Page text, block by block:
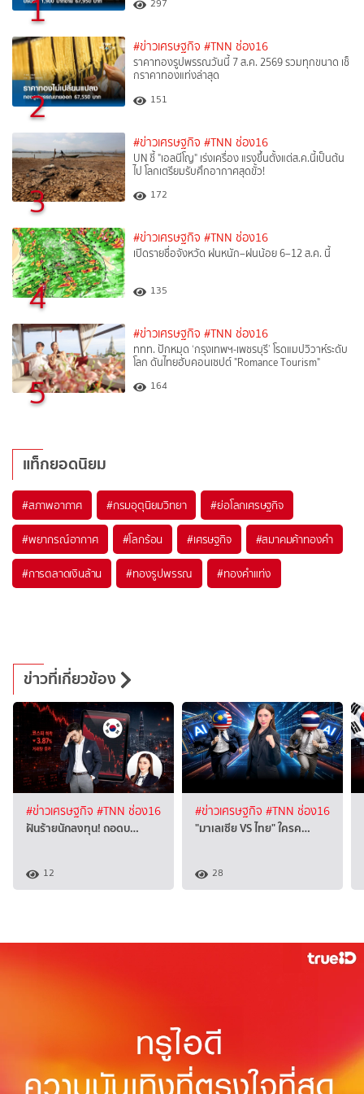
1 297
2
#ข่าวเศรษฐกิจ #TNN ช่อง16
ราคาทองรูปพรรณวันนี้ 7 ส.ค. 2569 รวมทุกขนาด เช็
กราคาทองแท่งล่าสุด
151
3
#ข่าวเศรษฐกิจ #TNN ช่อง16
UN ชี้ "เอลนีโญ" เร่งเครื่อง แรงขึ้นตั้งแต่ส.ค.นี้เป็นต้น
ไป โลกเตรียมรับศึกอากาศสุดขั้ว!
172
4
#ข่าวเศรษฐกิจ #TNN ช่อง16
เปิดรายชื่อจังหวัด ฝนหนัก–ฝนน้อย 6–12 ส.ค. นี้
135
5
#ข่าวเศรษฐกิจ #TNN ช่อง16
ททท. ปักหมุด ‘กรุงเทพฯ-เพชรบุรี’ โรดแมปวิวาห์ระดับ
โลก ดันไทยฮับคอนเซปต์ "Romance Tourism"
164
แท็กยอดนิยม
#สภาพอากาศ #กรมอุตุนิยมวิทยา #ย่อโลกเศรษฐกิจ
#พยากรณ์อากาศ #โลกร้อน #เศรษฐกิจ #สมาคมค้าทองคำ
#การตลาดเงินล้าน #ทองรูปพรรณ #ทองคำแท่ง
ข่าวที่เกี่ยวข้อง
#ข่าวเศรษฐกิจ #TNN ช่อง16
ฝันร้ายนักลงทุน! ถอดบ…
12
#ข่าวเศรษฐกิจ #TNN ช่อง16
"มาเลเซีย VS ไทย" ใครค…
28